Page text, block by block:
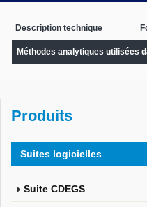
Description technique
Méthodes analytiques utilisées
Produits
Suites logicielles
Suite CDEGS